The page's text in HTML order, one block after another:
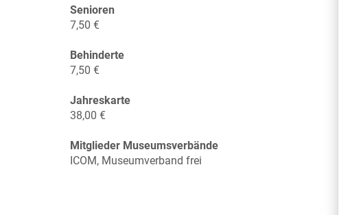
Senioren
7,50 €
Behinderte
7,50 €
Jahreskarte
38,00 €
Mitglieder Museumsverbände
ICOM, Museumverband frei